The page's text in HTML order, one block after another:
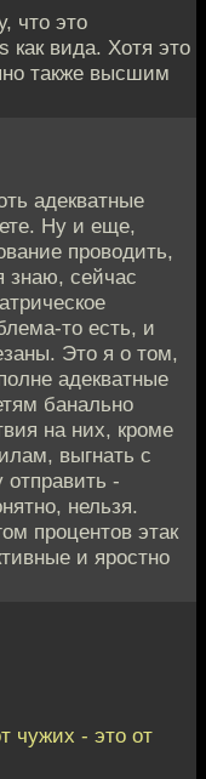
что это
как вида. Хотя это
также высшим
адекватные
Ну и еще,
проводить,
знаю, сейчас
то есть, и
Это я о том,
адекватные
банально
на них, кроме
выгнать с
отправить -
нельзя.
процентов этак
и яростно
чужих - это от